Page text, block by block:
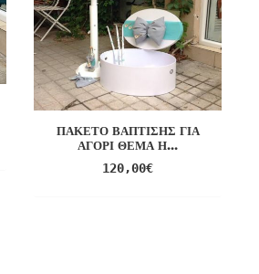
ΠΑΚΈΤΟ ΒΆΠΤΙΣΗΣ ΓΙΑ
ΑΓΌΡΙ ΘΈΜΑ Η...
120,00€